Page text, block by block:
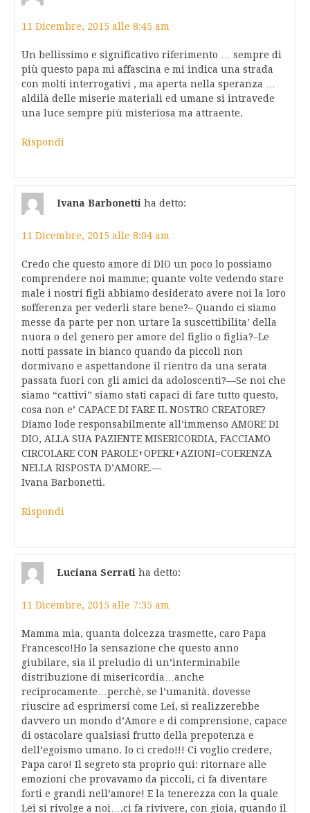
11 Dicembre, 2015 alle 8:45 am
Un bellissimo e significativo riferimento … sempre di
più questo papa mi affascina e mi indica una strada
con molti interrogativi , ma aperta nella speranza …
aldilà delle miserie materiali ed umane si intravede
una luce sempre più misteriosa ma attraente.
Rispondi
Ivana Barbonetti ha detto:
11 Dicembre, 2015 alle 8:04 am
Credo che questo amore di DIO un poco lo possiamo
comprendere noi mamme; quante volte vedendo stare
male i nostri figli abbiamo desiderato avere noi la loro
sofferenza per vederli stare bene?– Quando ci siamo
messe da parte per non urtare la suscettibilita’ della
nuora o del genero per amore del figlio o figlia?–Le
notti passate in bianco quando da piccoli non
dormivano e aspettandone il rientro da una serata
passata fuori con gli amici da adoloscenti?—Se noi che
siamo “cattivi” siamo stati capaci di fare tutto questo,
cosa non e’ CAPACE DI FARE IL NOSTRO CREATORE?
Diamo lode responsabilmente all’immenso AMORE DI
DIO, ALLA SUA PAZIENTE MISERICORDIA, FACCIAMO
CIRCOLARE CON PAROLE+OPERE+AZIONI=COERENZA
NELLA RISPOSTA D’AMORE.—
Ivana Barbonetti.
Rispondi
Luciana Serrati ha detto:
11 Dicembre, 2015 alle 7:35 am
Mamma mia, quanta dolcezza trasmette, caro Papa
Francesco!Ho la sensazione che questo anno
giubilare, sia il preludio di un’interminabile
distribuzione di misericordia…anche
reciprocamente…perchè, se l’umanità. dovesse
riuscire ad esprimersi come Lei, si realizzerebbe
davvero un mondo d’Amore e di comprensione, capace
di ostacolare qualsiasi frutto della prepotenza e
dell’egoismo umano. Io ci credo!!! Ci voglio credere,
Papa caro! Il segreto sta proprio qui: ritornare alle
emozioni che provavamo da piccoli, ci fa diventare
forti e grandi nell’amore! E la tenerezza con la quale
Lei si rivolge a noi….ci fa rivivere, con gioia, quando il